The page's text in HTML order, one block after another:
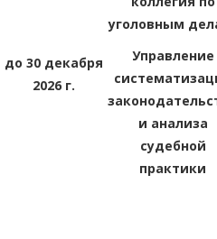
до 30 декабря
2026 г.
уголовным
Управление
и анализа
судебной
практики